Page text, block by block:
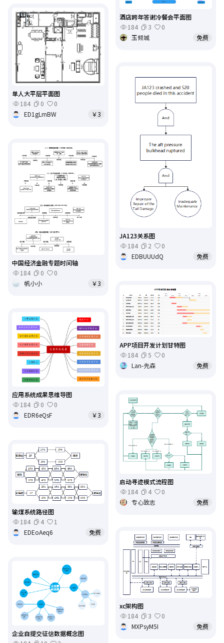
酒店跨年答谢冷餐会平面图
184
3
0
玉倾城
免费
单人大平层平面图
184
0
0
ED1gLmBW
￥3
JA123关系图
184
2
0
EDBUUUdQ
免费
中国经济金融专题时间轴
184
0
0
帆小小
￥3
APP项目开发计划甘特图
184
5
0
Lan-先森
免费
应用系统成果思维导图
184
0
0
EDR6eQsF
￥3
启动寻迹模式流程图
184
4
0
专心致志
免费
输煤系统路径图
184
4
1
EDEoAeq6
免费
xc架构图
184
3
0
MXPsyM5I
免费
企业自提交征信数据概念图